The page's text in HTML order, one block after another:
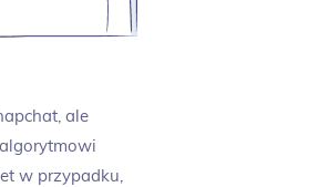
ale
w przypadku,